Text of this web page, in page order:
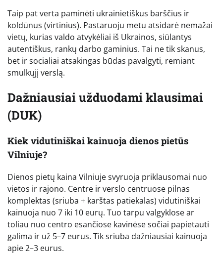
Taip pat verta paminėti ukrainietiškus barščius ir
koldūnus (virtinius). Pastaruoju metu atsidarė nemažai
vietų, kurias valdo atvykėliai iš Ukrainos, siūlantys
autentiškus, rankų darbo gaminius. Tai ne tik skanus,
bet ir socialiai atsakingas būdas pavalgyti, remiant
smulkųjį verslą.
Dažniausiai užduodami klausimai
(DUK)
Kiek vidutiniškai kainuoja dienos pietūs
Vilniuje?
Dienos pietų kaina Vilniuje svyruoja priklausomai nuo
vietos ir rajono. Centre ir verslo centruose pilnas
komplektas (sriuba + karštas patiekalas) vidutiniškai
kainuoja nuo 7 iki 10 eurų. Tuo tarpu valgyklose ar
toliau nuo centro esančiose kavinėse sočiai papietauti
galima ir už 5–7 eurus. Tik sriuba dažniausiai kainuoja
apie 2–3 eurus.